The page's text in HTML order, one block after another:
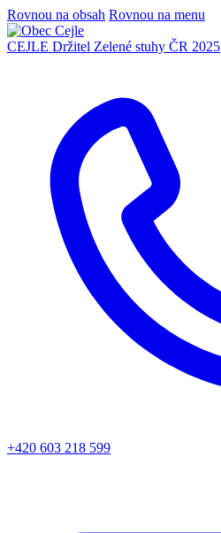
Rovnou na obsah Rovnou na menu
CEJLE Držitel Zelené stuhy ČR 2025
+420 603 218 599